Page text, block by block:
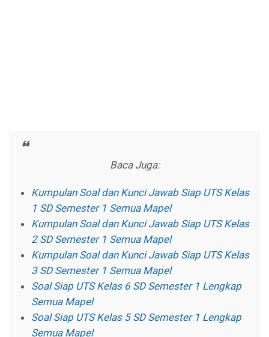
Baca Juga:
Kumpulan Soal dan Kunci Jawab Siap UTS Kelas
1 SD Semester 1 Semua Mapel
Kumpulan Soal dan Kunci Jawab Siap UTS Kelas
2 SD Semester 1 Semua Mapel
Kumpulan Soal dan Kunci Jawab Siap UTS Kelas
3 SD Semester 1 Semua Mapel
Soal Siap UTS Kelas 6 SD Semester 1 Lengkap
Semua Mapel
Soal Siap UTS Kelas 5 SD Semester 1 Lengkap
Semua Mapel